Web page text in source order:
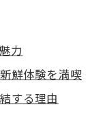
力
鮮体験を満喫
する理由
しみ方とは